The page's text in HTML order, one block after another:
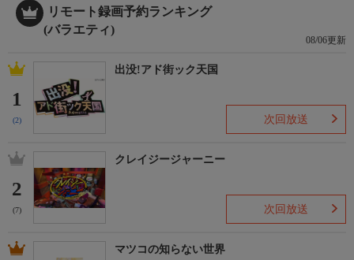
リモート録画予約ランキング
(バラエティ)
08/06更新
1
(2)
出没!アド街ック天国
次回放送
2
(7)
クレイジージャーニー
次回放送
マツコの知らない世界